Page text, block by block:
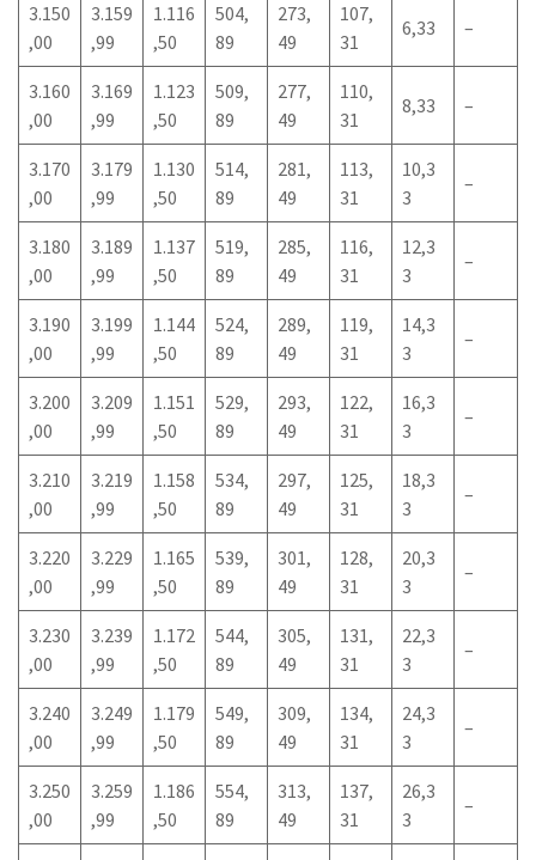
3.150
,00
3.159
,99
1.116
,50
504,
89
273,
49
107,
31
6,33 –
3.160
,00
3.169
,99
1.123
,50
509,
89
277,
49
110,
31
8,33 –
3.170
,00
3.179
,99
1.130
,50
514,
89
281,
49
113,
31
10,3
3
–
3.180
,00
3.189
,99
1.137
,50
519,
89
285,
49
116,
31
12,3
3
–
3.190
,00
3.199
,99
1.144
,50
524,
89
289,
49
119,
31
14,3
3
–
3.200
,00
3.209
,99
1.151
,50
529,
89
293,
49
122,
31
16,3
3
–
3.210
,00
3.219
,99
1.158
,50
534,
89
297,
49
125,
31
18,3
3
–
3.220
,00
3.229
,99
1.165
,50
539,
89
301,
49
128,
31
20,3
3
–
3.230
,00
3.239
,99
1.172
,50
544,
89
305,
49
131,
31
22,3
3
–
3.240
,00
3.249
,99
1.179
,50
549,
89
309,
49
134,
31
24,3
3
–
3.250
,00
3.259
,99
1.186
,50
554,
89
313,
49
137,
31
26,3
3
–